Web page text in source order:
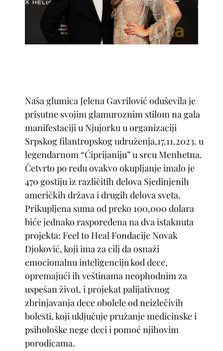
Naša glumica Jelena Gavrilović oduševila je
prisutne svojim glamuroznim stilom na gala
manifestaciji u Njujorku u organizaciji
Srpskog filantropskog udruženja,17.11.2023. u
legendarnom “Ćiprijaniju” u srcu Menhetna.
Četvrto po redu ovakvo okupljanje imalo je
470 gostiju iz različitih delova Sjedinjenih
američkih država i drugih delova sveta.
Prikupljena suma od preko 100,000 dolara
biće jednako raspoređena na dva istaknuta
projekta: Feel to Heal Fondacije Novak
Djoković, koji ima za cilj da osnaži
emocionalnu inteligenciju kod dece,
opremajući ih veštinama neophodnim za
uspešan život, i projekat palijativnog
zbrinjavanja dece obolele od neizlečivih
bolesti, koji uključuje pružanje medicinske i
psihološke nege deci i pomoć njihovim
porodicama.